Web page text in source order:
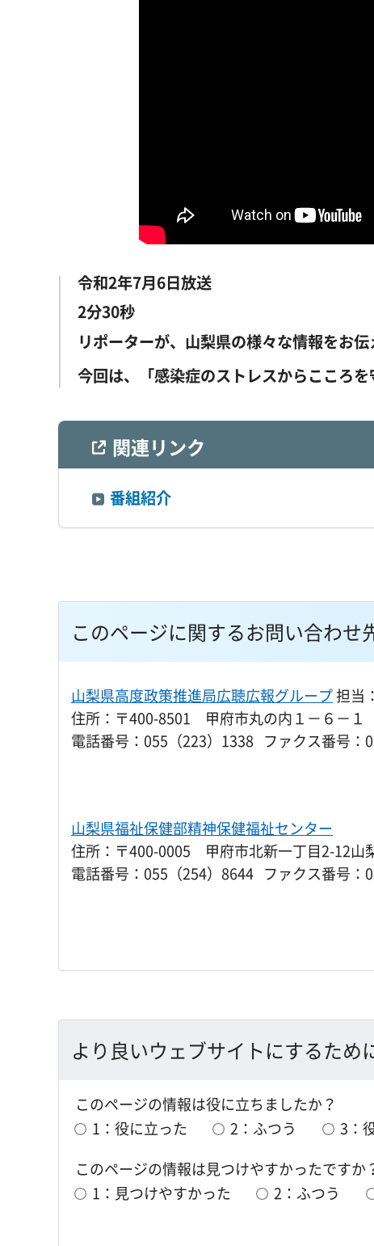
令和2年7月6日放送
2分30秒
リポーターが、山梨県の様々な情報をお伝
今回は、「感染症のストレスからこころを
関連リンク
番組紹介
このページに関するお問い合わせ
山梨県高度政策推進局広聴広報グループ担当
住所：〒400-8501 甲府市丸の内１－６－１
電話番号：055（223）1338 ファクス番号：
山梨県福祉保健部精神保健福祉センター
住所：〒400-0005 甲府市北新一丁目2-12山
電話番号：055（254）8644 ファクス番号：
より良いウェブサイトにするた
このページの情報は役に立ちましたか？
1：役に立った
2：ふつう
3：
このページの情報は見つけやすかったですか
1：見つけやすかった
2：ふつう